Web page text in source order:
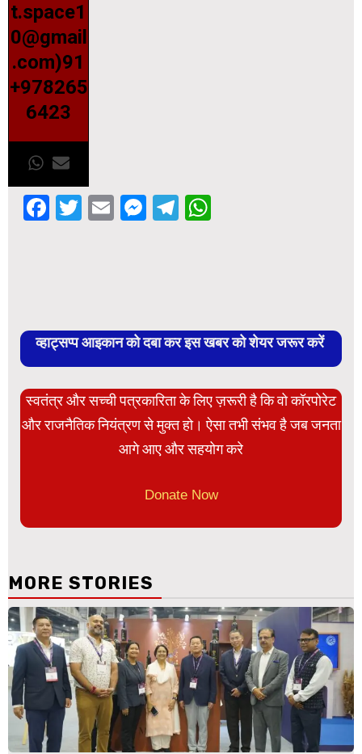
t.space1
0@gmail
.com)91
+978265
6423
Facebook
Twitter
EmailMessenger
Telegram
व्हाट्सप्प आइकान को दबा कर इस खबर को शेयर जरूर करें
स्वतंत्र और सच्ची पत्रकारिता के लिए ज़रूरी है कि वो कॉरपोरेट
और राजनैतिक नियंत्रण से मुक्त हो। ऐसा तभी संभव है जब जनता
आगे आए और सहयोग करे
Donate Now
MORE STORIES